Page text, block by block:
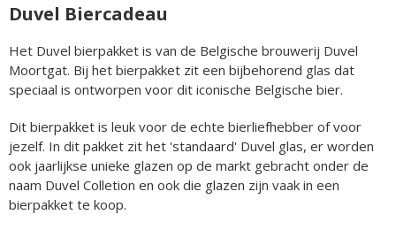
Duvel Biercadeau
Het Duvel bierpakket is van de Belgische brouwerij Duvel
Moortgat. Bij het bierpakket zit een bijbehorend glas dat
speciaal is ontworpen voor dit iconische Belgische bier.
Dit bierpakket is leuk voor de echte bierliefhebber of voor
jezelf. In dit pakket zit het 'standaard' Duvel glas, er worden
ook jaarlijkse unieke glazen op de markt gebracht onder de
naam Duvel Colletion en ook die glazen zijn vaak in een
bierpakket te koop.